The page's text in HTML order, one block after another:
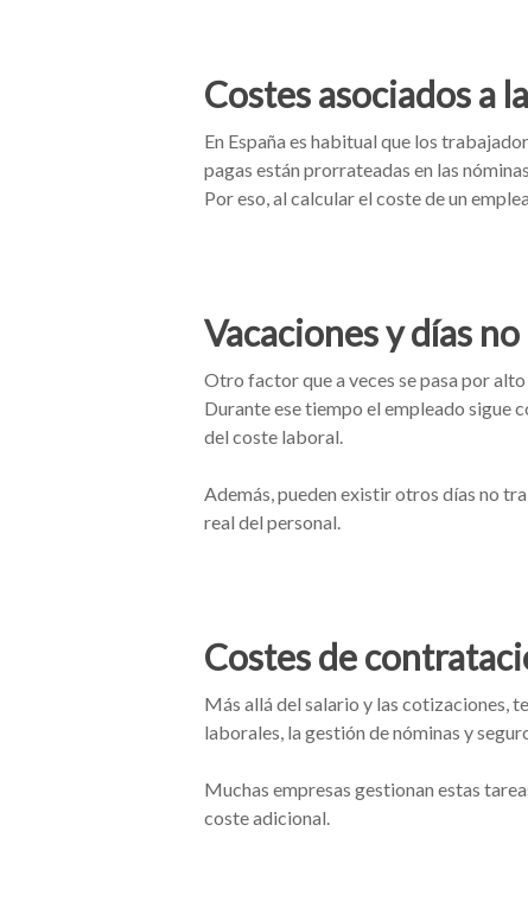
Costes asociados a
En España es habitual que los
pagas están prorrateadas en las
Por eso, al calcular el coste de un
Vacaciones y días
Otro factor que a veces se pasa por
Durante ese tiempo el empleado sigue
del coste laboral.
Además, pueden existir otros días no
real del personal.
Costes de
Más allá del salario y las cotizaciones,
laborales, la gestión de nóminas y
Muchas empresas gestionan estas
coste adicional.